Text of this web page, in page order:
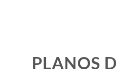
PLANOS